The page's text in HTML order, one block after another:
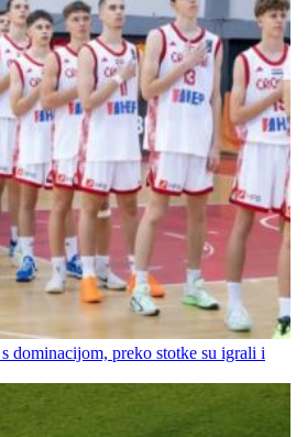
dominacijom, preko stotke su igrali i